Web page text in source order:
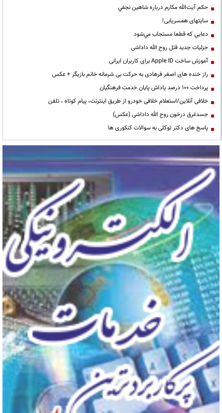
حكم آيت‌الله مكارم درباره شاهين نجفي
سایتهای همسریابی!
دعايي كه قطعا مستجاب مي‌شود
جزئیات جدید قتل روح الله داداشی
آموزش ساخت Apple ID برای کاربران ایرانی
راز خنده های اصغر فرهادی به حرکت بی شرمانه خانم بازیگر + عکس
پرداخت ۱۰۰ درصد پاداش پایان خدمت فرهنگیان
خلافی آنلاین/استعلام خلافی خودرو از طریق اینترنت، پیام کوتاه ، تلفن
جسدغرق درخون روح الله داداشی (عکس)
پاسخ های دکتر توکلی به سوالات کنکوری ها